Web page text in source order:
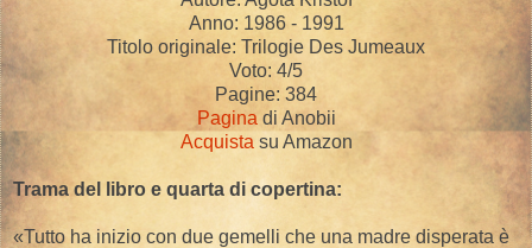
Anno: 1986 - 1991
Titolo originale: Trilogie Des Jumeaux
Voto: 4/5
Pagine: 384
Pagina di Anobii
Acquista su Amazon
Trama del libro e quarta di copertina:
«Tutto ha inizio con due gemelli che una madre disperata è